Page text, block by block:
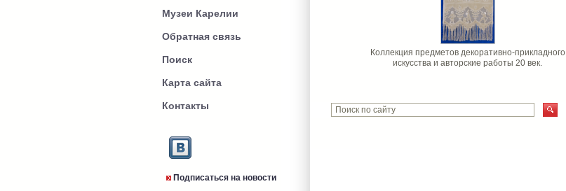
Музеи Карелии
Обратная связь
Поиск
Карта сайта
Контакты
Подписаться на новости
Коллекция предметов декоративно-прикладного
искусства и авторские работы 20 век.